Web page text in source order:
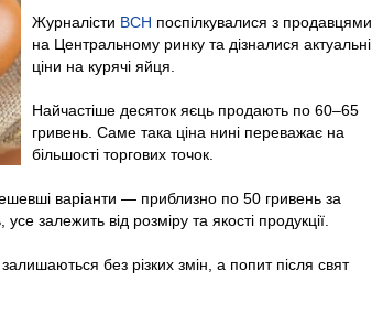
Журналісти ВСН поспілкувалися з продавцями
на Центральному ринку та дізналися актуальні
ціни на курячі яйця.
Найчастіше десяток яєць продають по 60–65
гривень. Саме така ціна нині переважає на
більшості торгових точок.
варіанти — приблизно по 50 гривень за
залежить від розміру та якості продукції.
без різких змін, а попит після свят